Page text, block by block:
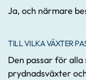
Ja, och närmare
TILL VILKA VÄXTER
Den passar för alla
prydnadsväxter